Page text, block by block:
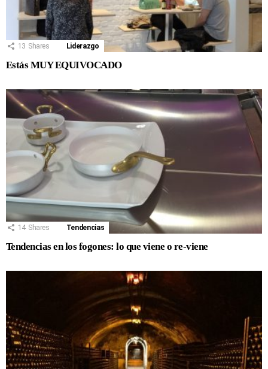
13 Shares Liderazgo
Estás MUY EQUIVOCADO
14 Shares Tendencias
Tendencias en los fogones: lo que viene o re-viene